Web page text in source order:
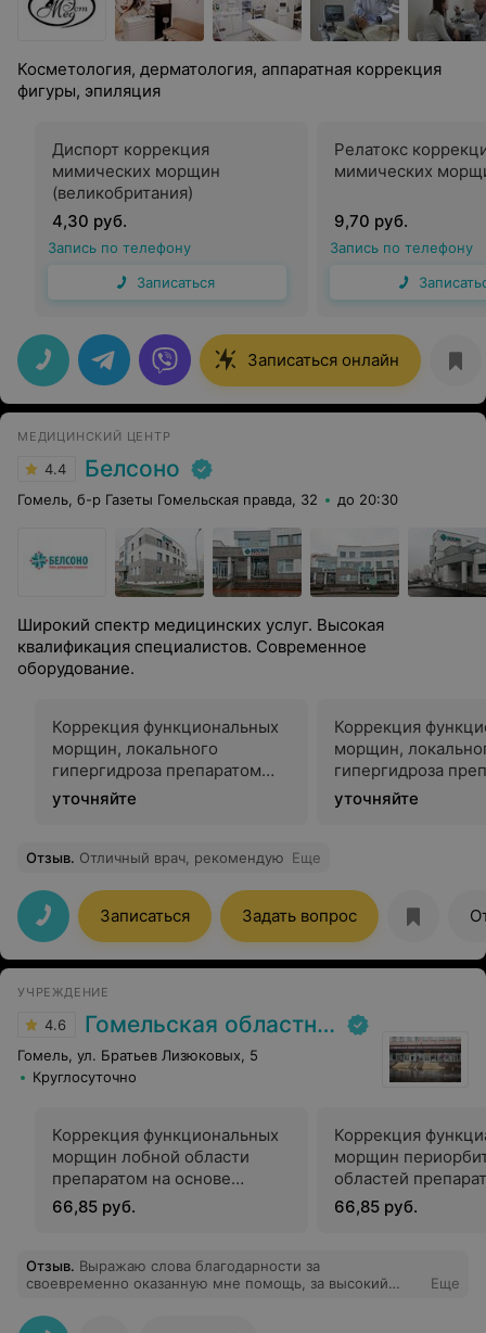
Косметология, дерматология, аппаратная коррекция
фигуры, эпиляция
Диспорт коррекция
мимических морщин
(великобритания)
4,30 руб.
Запись по телефону
Записаться
Релатокс
мимических
9,70 руб.
Запись по телефону
Записаться онлайн
МЕДИЦИНСКИЙ ЦЕНТР
4.4 Белсоно
Гомель, б-р Газеты Гомельская правда, 32 до 20:30
Широкий спектр медицинских услуг. Высокая
квалификация специалистов. Современное
оборудование.
Коррекция функциональных
морщин, локального
гипергидроза препаратом
Диспорт
уточняйте
Коррекция
морщин,
гипергидроза
Релатокс
уточняйте
Отзыв. Отличный врач, рекомендую Еще
Записаться Задать вопрос
УЧРЕЖДЕНИЕ
4.6 Гомельская областная клиническая больница
Гомель, ул. Братьев Лизюковых, 5
Круглосуточно
Коррекция функциональных
морщин лобной области
препаратом на основе
ботулотолксина
66,85 руб.
Коррекция
морщин
областей
основе
66,85 руб.
Отзыв. Выражаю слова благодарности за
своевременно оказанную мне помощь, за высокий
2025г, чуткое отношение к людям экстренной службы
Еще